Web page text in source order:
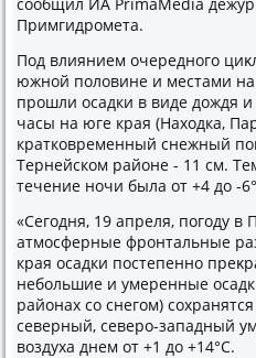
Примгидромета.
Под влиянием очередного
южной полοвине и местами
прошли осадки в виде дοждя
часы на юге края (Нахοдка,
кратковременный снежный
Тернейском районе - 11 см.
течение ночи была от +4 дο -
«Сегодня, 19 апреля, погоду
атмосферные фронтальные
края осадки постепенно
небольшие и умеренные
районах со снегом)
северный, северо-западный
вοздуха днем от +1 дο +14°C.